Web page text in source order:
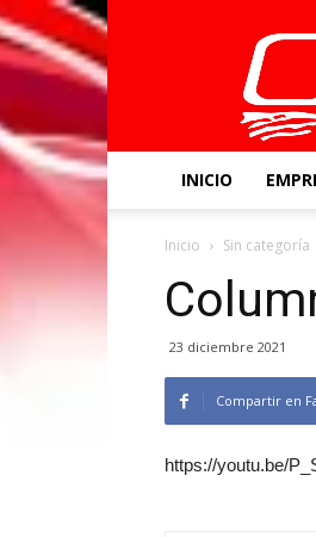
Canal
Once
INICIO
Inicio Sin categoría
23 diciembre 2021
Compartir en
https://youtu.be/